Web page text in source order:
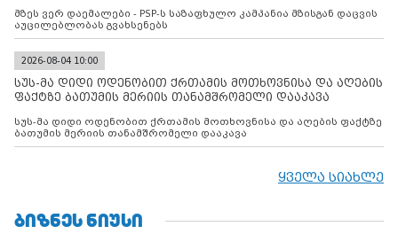
მზეს ვერ დაემალები - PSP-ს საზაფხულო კამპანია მზისგან დაცვის
აუცილებლობას გვახსენებს
2026-08-04 10:00
სუს-მა დიდი ოდენობით ქრთამის მოთხოვნისა და აღების
ფაქტზე ბათუმის მერიის თანამშრომელი დააკავა
სუს-მა დიდი ოდენობით ქრთამის მოთხოვნისა და აღების ფაქტზე
ბათუმის მერიის თანამშრომელი დააკავა
ყველა სიახლე
ᲑᲘᲖᲜᲔᲡ ᲜᲘᲣᲡᲘ